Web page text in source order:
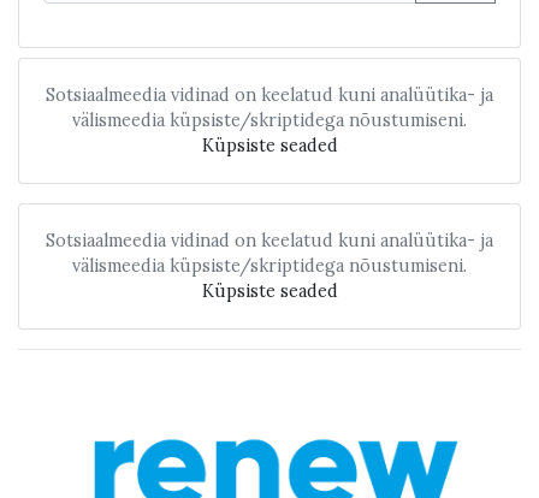
Sotsiaalmeedia vidinad on keelatud kuni analüütika- ja
välismeedia küpsiste/skriptidega nõustumiseni.
Küpsiste seaded
Sotsiaalmeedia vidinad on keelatud kuni analüütika- ja
välismeedia küpsiste/skriptidega nõustumiseni.
Küpsiste seaded